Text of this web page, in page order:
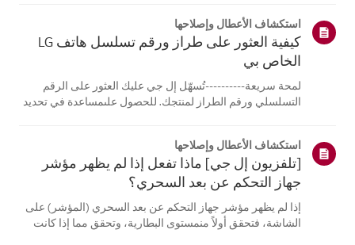
تكمن في جها...
استكشاف الأعطال وإصلاحها
كيفية العثور على طراز ورقم تسلسل هاتف LG
الخاص بي
لمحة سريعة----------تُسهّل إل جي عليك العثور على الرقم
التسلسلي ورقم الطراز لمنتجك. للحصول علىمساعدة في تحديد
تختلف الصور أو ا...
استكشاف الأعطال وإصلاحها
[تلفزيون إل جي] ماذا تفعل إذا لم يظهر مؤشر
جهاز التحكم عن بعد السحري؟
إذا لم يظهر مؤشر جهاز التحكم عن بعد السحري (المؤشر) على
الشاشة، فتحقق أولاً منمستوى البطارية، وتحقق مما إذا كانت